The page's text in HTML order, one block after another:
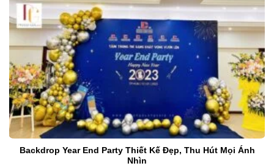
Backdrop Year End Party Thiết Kế Đẹp, Thu Hút Mọi Ánh
Nhìn